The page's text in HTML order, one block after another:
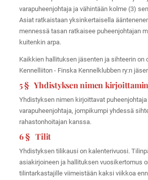
varapuheenjohtaja ja vähintään kolme (3)
Asiat ratkaistaan yksinkertaisella
mennessä tasan ratkaisee puheenjohtajan
kuitenkin arpa.
Kaikkien hallituksen jäsenten ja sihteerin on
Kennelliiton - Finska Kennelklubben ry:n
5 § Yhdistyksen nimen
Yhdistyksen nimen kirjoittavat
varapuheenjohtaja, jompikumpi yhdessä
rahastonhoitajan kanssa.
6 § Tilit
Yhdistyksen tilikausi on kalenterivuosi.
asiakirjoineen ja hallituksen vuosikertomus
tilintarkastajille viimeistään kaksi viikkoa